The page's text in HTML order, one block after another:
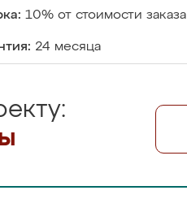
10% от стоимости заказа
24 месяца